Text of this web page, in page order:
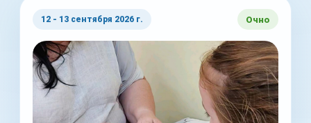
12 - 13 сентября 2026 г. Очно